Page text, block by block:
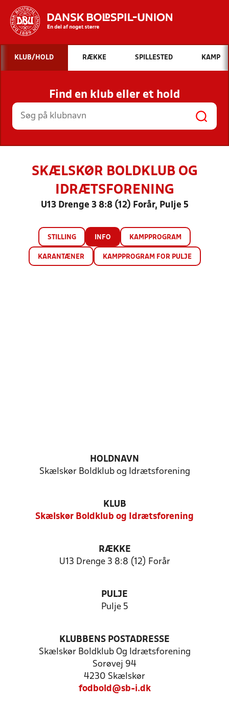
Hvad vil du søge efter?
INDHOLD OG NYHEDER
STILLINGER, RESULTATER, KLUBBER OG
HOLD
KLUB/HOLD RÆKKE SPILLESTED KAMP
Find en klub eller et hold
SKÆLSKØR BOLDKLUB OG
IDRÆTSFORENING
U13 Drenge 3 8:8 (12) Forår, Pulje 5
STILLING INFO KAMPPROGRAM
KARANTÆNER KAMPPROGRAM FOR PULJE
HOLDNAVN
Skælskør Boldklub og Idrætsforening
KLUB
Skælskør Boldklub og Idrætsforening
RÆKKE
U13 Drenge 3 8:8 (12) Forår
PULJE
Pulje 5
KLUBBENS POSTADRESSE
Skælskør Boldklub Og Idrætsforening
Sorøvej 94
4230 Skælskør
fodbold@sb-i.dk